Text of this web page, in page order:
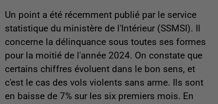
Un point a été récemment publié par le service
statistique du ministère de l'Intérieur (SSMSI). Il
concerne la délinquance sous toutes ses formes
pour la moitié de l'année 2024. On constate que
certains chiffres évoluent dans le bon sens, et
c'est le cas des vols violents sans arme. Ils sont
en baisse de 7% sur les six premiers mois. En